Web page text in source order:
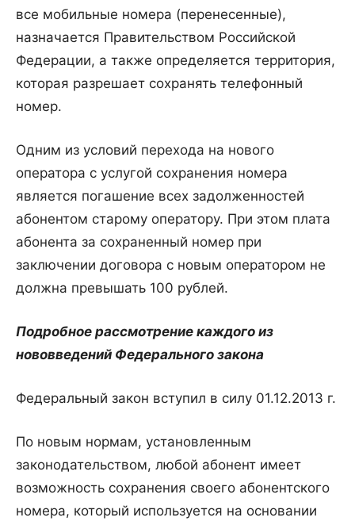
все мобильные номера (перенесенные),
назначается Правительством Российской
Федерации, а также определяется территория,
которая разрешает сохранять телефонный
номер.
Одним из условий перехода на нового
оператора с услугой сохранения номера
является погашение всех задолженностей
абонентом старому оператору. При этом плата
абонента за сохраненный номер при
заключении договора с новым оператором не
должна превышать 100 рублей.
Подробное рассмотрение каждого из
нововведений Федерального закона
Федеральный закон вступил в силу 01.12.2013 г.
По новым нормам, установленным
законодательством, любой абонент имеет
возможность сохранения своего абонентского
номера, который используется на основании